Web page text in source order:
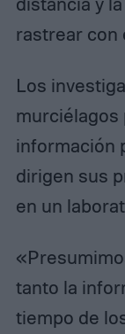
rastrear con
Los
murciélagos
información
dirigen sus
en un
tanto la
tiempo de